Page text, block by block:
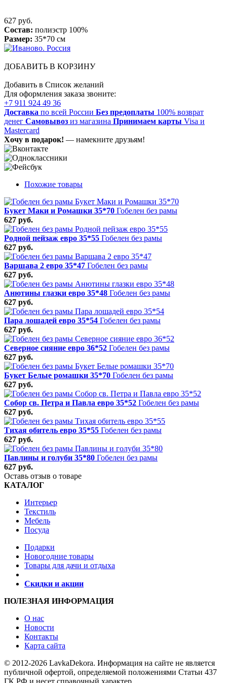
627 руб.
Состав: полиэстр 100%
Размер: 35*70 см
ДОБАВИТЬ В КОРЗИНУ
Добавить в Список желаний
Для оформления заказа звоните:
+7 911 924 49 36
Доставка по всей России Без предоплаты 100% возврат
денег Самовывоз из магазина Принимаем карты Visa и
Mastercard
Хочу в подарок! — намекните друзьям!
Похожие товары
Букет Маки и Ромашки 35*70 Гобелен без рамы
627 руб.
Родной пейзаж евро 35*55 Гобелен без рамы
627 руб.
Варшава 2 евро 35*47 Гобелен без рамы
627 руб.
Анютины глазки евро 35*48 Гобелен без рамы
627 руб.
Пара лошадей евро 35*54 Гобелен без рамы
627 руб.
Северное сияние евро 36*52 Гобелен без рамы
627 руб.
Букет Белые ромашки 35*70 Гобелен без рамы
627 руб.
Собор св. Петра и Павла евро 35*52 Гобелен без рамы
627 руб.
Тихая обитель евро 35*55 Гобелен без рамы
627 руб.
Павлины и голуби 35*80 Гобелен без рамы
627 руб.
Оставь отзыв о товаре
КАТАЛОГ
Интерьер
Текстиль
Мебель
Посуда
Подарки
Новогодние товары
Товары для дачи и отдыха
Скидки и акции
ПОЛЕЗНАЯ ИНФОРМАЦИЯ
О нас
Новости
Контакты
Карта сайта
© 2012-2026 LavkaDekora. Информация на сайте не является
публичной офертой, определяемой положениями Статьи 437
ГК РФ и несет справочный характер.